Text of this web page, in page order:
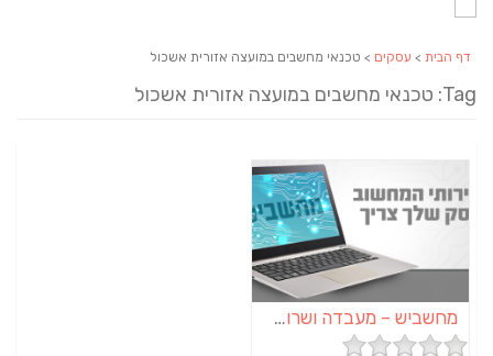
דף הבית > עסקים > טכנאי מחשבים במועצה אזורית אשכול
Tag: טכנאי מחשבים במועצה אזורית אשכול
מחשביש – מעבדה ושרות למחשבים ורשתות באשכול ובדרום